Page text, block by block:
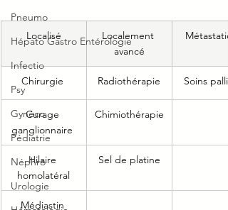
Pneumo
Hépato Gastro Entérologie
Infectio
Psy
Gynéco
Pédiatrie
Néphro
Urologie
Localisé
Localement
avancé
Chirurgie Radiothérapie Soins
Curage
ganglionnaire
Chimiothérapie
Hilaire
homolatéral
Sel de platine
Médiastin